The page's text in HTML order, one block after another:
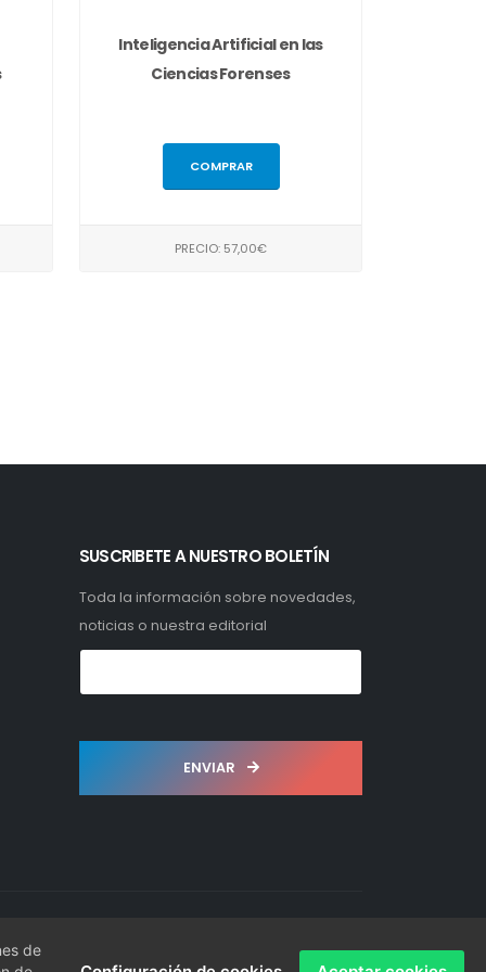
Inteligencia Artificial en las
Ciencias Forenses
COMPRAR
PRECIO: 57,00€
SUSCRIBETE A NUESTRO BOLETÍN
Toda la información sobre novedades,
noticias o nuestra editorial
ENVIAR
de